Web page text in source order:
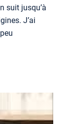
suit jusqu’à
J’ai